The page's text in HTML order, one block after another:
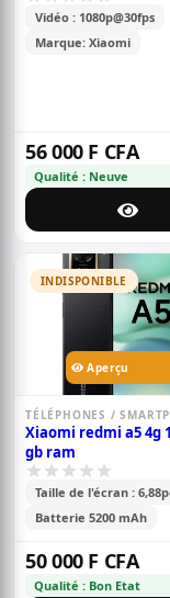
50+2mp - 6.9 pouces -
garantie 6 mois
Vidéo : 1080p@30fps
Marque: Xiaomi
56 000 F CFA
Qualité : Neuve
INDISPONIBLE
Aperçu
TÉLÉPHONES /
Xiaomi redmi a5 4g
gb ram
Taille de l'écran :
Batterie 5200 mAh
50 000 F CFA
Qualité : Bon Etat